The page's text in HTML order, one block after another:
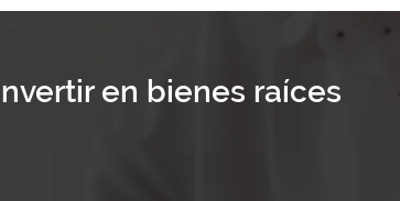
en bienes raíces